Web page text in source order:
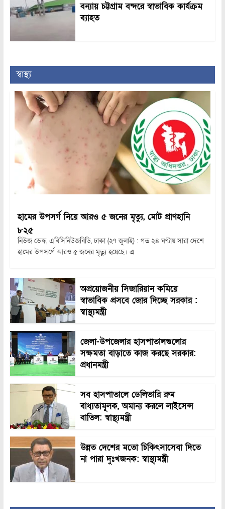
বন্যায় চট্টগ্রাম বন্দরে স্বাভাবিক কার্যক্রম
ব্যাহত
স্বাস্থ্য
হামের উপসর্গ নিয়ে আরও ৫ জনের মৃত্যু, মোট প্রাণহানি
৮২৫
নিউজ ডেস্ক, এবিসিনিউজবিডি, ঢাকা (২৭ জুলাই) : গত ২৪ ঘণ্টায় সারা দেশে
হামের উপসর্গে আরও ৫ জনের মৃত্যু হয়েছে। এ
অপ্রয়োজনীয় সিজারিয়ান কমিয়ে
স্বাভাবিক প্রসবে জোর দিচ্ছে সরকার :
স্বাস্থ্যমন্ত্রী
জেলা-উপজেলার হাসপাতালগুলোর
সক্ষমতা বাড়াতে কাজ করছে সরকার:
প্রধানমন্ত্রী
সব হাসপাতালে ডেলিভারি রুম
বাধ্যতামূলক, অমান্য করলে লাইসেন্স
বাতিল: স্বাস্থ্যমন্ত্রী
উন্নত দেশের মতো চিকিৎসাসেবা দিতে
না পারা দুঃখজনক: স্বাস্থ্যমন্ত্রী